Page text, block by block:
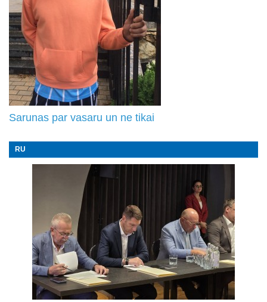
Sarunas par vasaru un ne tikai
RU